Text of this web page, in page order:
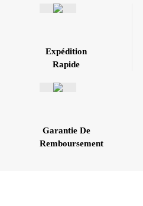
Expédition
Rapide
Garantie De
Remboursement